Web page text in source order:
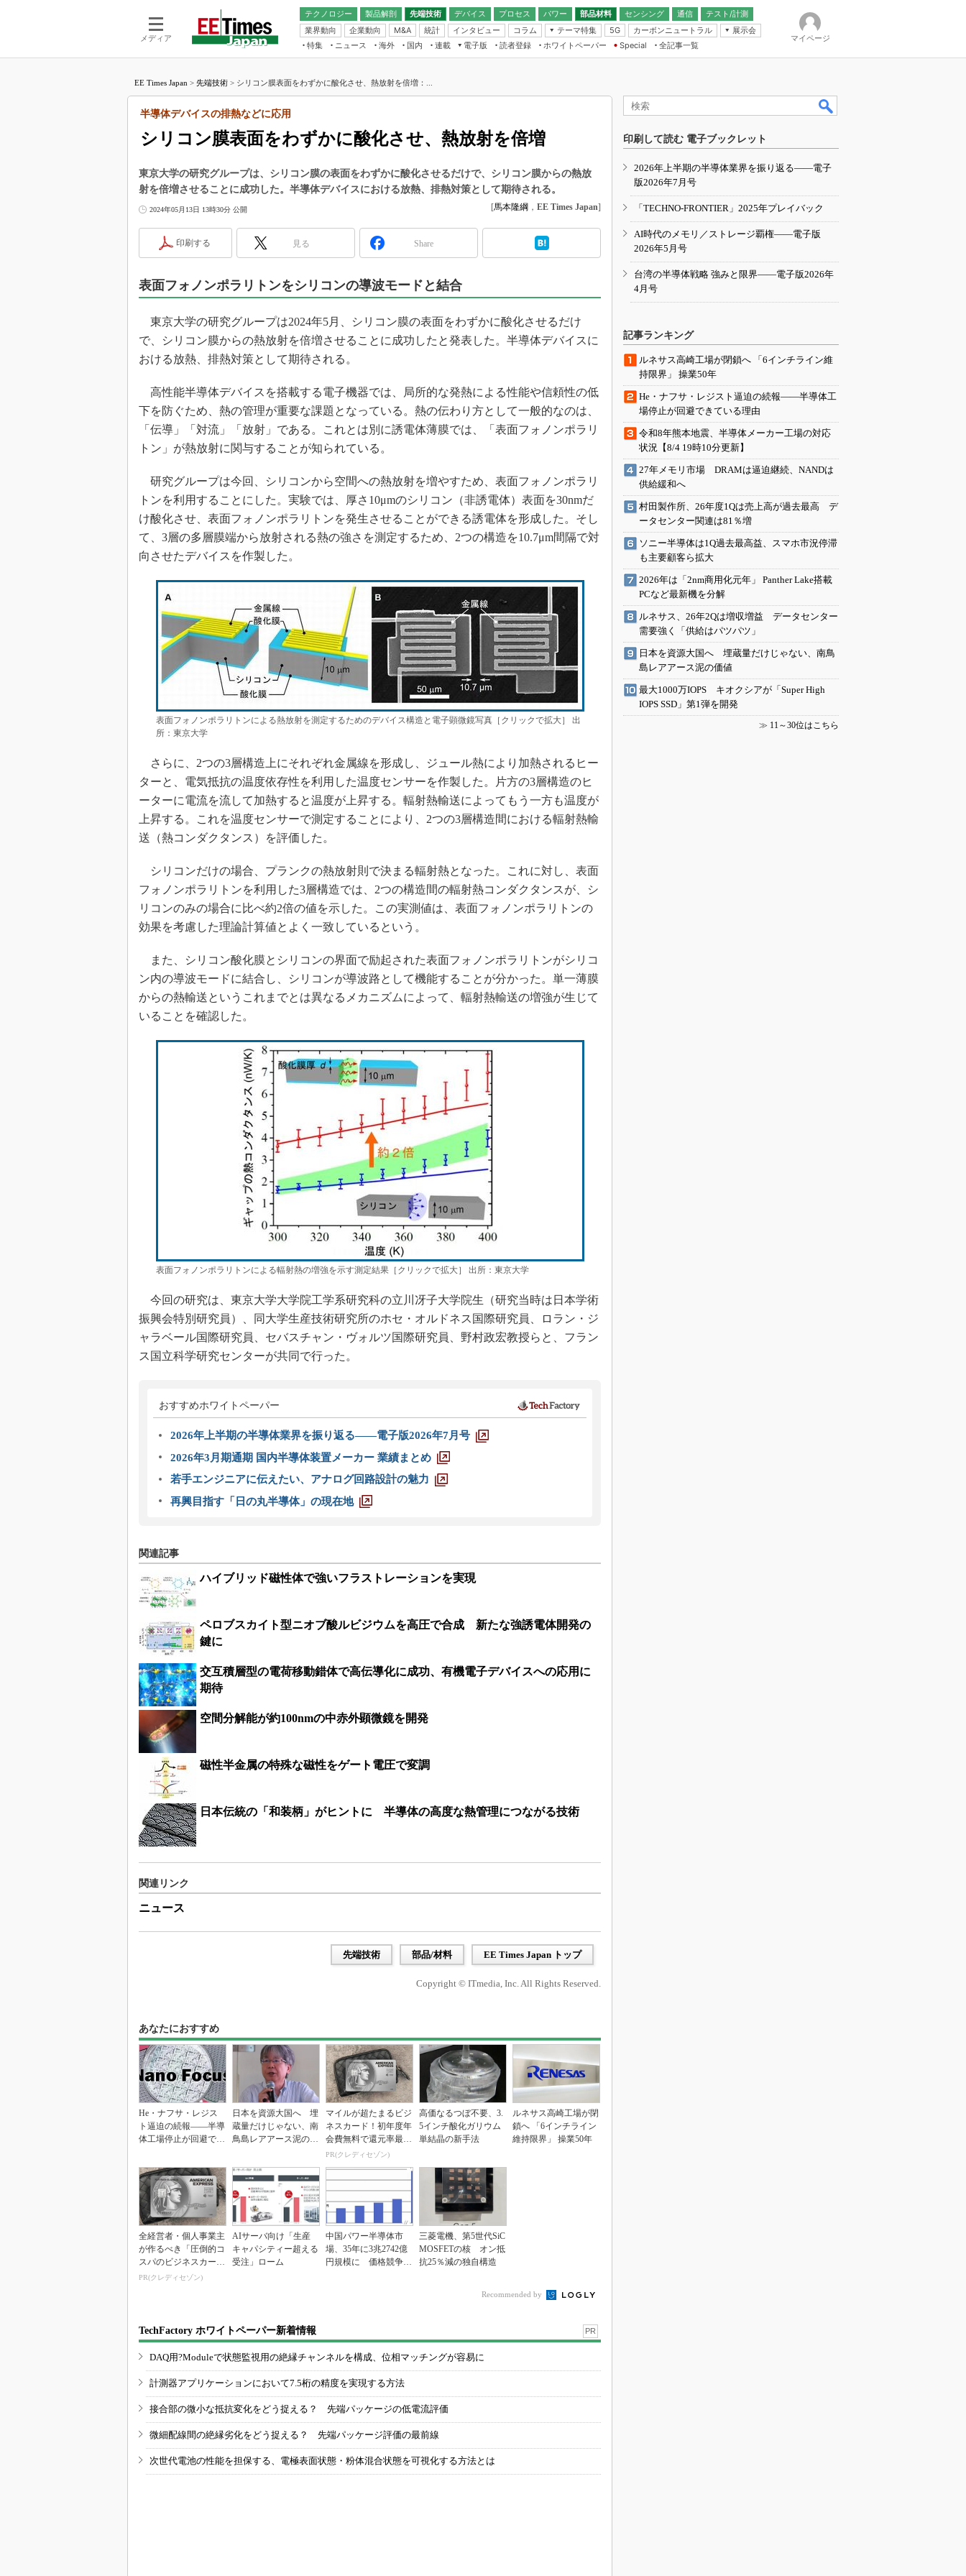
メディア
テクノロジー 製品解剖
先端技術
電池／エネルギー
デバイス
アナログ
マイコン
プロセス パワー 部品材料 センシング
通信
無線
テスト/計測
業界動向
企業動向 M&A 統計 インタビュー コラム
テーマ特集
フィジカルAI
読者調査（EE Times Research）
IoT
電源設計（EDN Japan）
エレクトロニクス入門（EDN
5G カーボンニュートラル
展示会
IoT・エッジコンピューティング
EXPO
TECHNO-FRONTIER
人とくるま展
特集 ニュース 海外 国内
連載
福田昭のデバイス通信
大山聡の業界スコープ
大原雄介のエレ・組み込みプレイバ
リタイア直前エンジニアの社会人大
学漂流記
踊るバズワード ～Behind the
Buzzword
で起こること
光伝送技術を知る
“異端児エンジニア”が仕掛けた社内
改革、執念の180日
JASA発IoT通信
IHSアナリスト「未来展望」
「英語に愛されないエンジニア」の
電子版
電子ブックレット
読者登録 ホワイトペーパー
Special
全記事一覧
マイページ
EE Times Japan > 先端技術 > シリコン膜表面をわずかに酸化させ、熱放射を倍増：...
シリコン膜表面をわずかに酸化させ、熱放射を倍増
半導体デバイスの排熱などに応用
東京大学の研究グループは、シリコン膜の表面をわずかに酸化させるだけで、シリコン膜からの熱放
射を倍増させることに成功した。半導体デバイスにおける放熱、排熱対策として期待される。
2024年05月13日 13時30分 公開 [馬本隆綱 ， EE Times Japan]
印刷する 見る Share
表面フォノンポラリトンをシリコンの導波モードと結合
東京大学の研究グループは2024年5月、シリコン膜の表面をわずかに酸化させるだけ
で、シリコン膜からの熱放射を倍増させることに成功したと発表した。半導体デバイスに
おける放熱、排熱対策として期待される。
高性能半導体デバイスを搭載する電子機器では、局所的な発熱による性能や信頼性の低
下を防ぐため、熱の管理が重要な課題となっている。熱の伝わり方として一般的なのは、
「伝導」「対流」「放射」である。これとは別に誘電体薄膜では、「表面フォノンポラリ
トン」が熱放射に関与することが知られている。
研究グループは今回、シリコンから空間への熱放射を増やすため、表面フォノンポラリ
トンを利用することにした。実験では、厚さ10μmのシリコン（非誘電体）表面を30nmだ
け酸化させ、表面フォノンポラリトンを発生させることができる誘電体を形成した。そし
て、3層の多層膜端から放射される熱の強さを測定するため、2つの構造を10.7μm間隔で対
向させたデバイスを作製した。
表面フォノンポラリトンによる熱放射を測定するためのデバイス構造と電子顕微鏡写真［クリックで拡大］ 出
所：東京大学
さらに、2つの3層構造上にそれぞれ金属線を形成し、ジュール熱により加熱されるヒー
ターと、電気抵抗の温度依存性を利用した温度センサーを作製した。片方の3層構造のヒ
ーターに電流を流して加熱すると温度が上昇する。輻射熱輸送によってもう一方も温度が
上昇する。これを温度センサーで測定することにより、2つの3層構造間における輻射熱輸
送（熱コンダクタンス）を評価した。
シリコンだけの場合、プランクの熱放射則で決まる輻射熱となった。これに対し、表面
フォノンポラリトンを利用した3層構造では、2つの構造間の輻射熱コンダクタンスが、シ
リコンのみの場合に比べ約2倍の値を示した。この実測値は、表面フォノンポラリトンの
効果を考慮した理論計算値とよく一致しているという。
また、シリコン酸化膜とシリコンの界面で励起された表面フォノンポラリトンがシリコ
ン内の導波モードに結合し、シリコンが導波路として機能することが分かった。単一薄膜
からの熱輸送というこれまでとは異なるメカニズムによって、輻射熱輸送の増強が生じて
いることを確認した。
表面フォノンポラリトンによる輻射熱の増強を示す測定結果［クリックで拡大］ 出所：東京大学
今回の研究は、東京大学大学院工学系研究科の立川冴子大学院生（研究当時は日本学術
振興会特別研究員）、同大学生産技術研究所のホセ・オルドネス国際研究員、ロラン・ジ
ャラベール国際研究員、セバスチャン・ヴォルツ国際研究員、野村政宏教授らと、フラン
ス国立科学研究センターが共同で行った。
おすすめホワイトペーパー
2026年上半期の半導体業界を振り返る――電子版2026年7月号
2026年3月期通期 国内半導体装置メーカー 業績まとめ
若手エンジニアに伝えたい、アナログ回路設計の魅力
再興目指す「日の丸半導体」の現在地
関連記事
ハイブリッド磁性体で強いフラストレーションを実現
ペロブスカイト型ニオブ酸ルビジウムを高圧で合成 新たな強誘電体開発の
鍵に
交互積層型の電荷移動錯体で高伝導化に成功、有機電子デバイスへの応用に
期待
空間分解能が約100nmの中赤外顕微鏡を開発
磁性半金属の特殊な磁性をゲート電圧で変調
日本伝統の「和装柄」がヒントに 半導体の高度な熱管理につながる技術
関連リンク
ニュース
先端技術 部品/材料 EE Times Japan トップ
Copyright © ITmedia, Inc. All Rights Reserved.
あなたにおすすめ
He・ナフサ・レジス
ト逼迫の続報――半導
体工場停止が回避でき
日本を資源大国へ 埋
蔵量だけじゃない、南
鳥島レアアース泥の価
マイルが超たまるビジ
ネスカード！初年度年
会費無料で還元率最大
1.125%
PR(クレディセゾン)
高価なるつぼ不要、3.
5インチ酸化ガリウム
単結晶の新手法
ルネサス高崎工場が閉
鎖へ 「6インチライン
維持限界」 操業50年
全経営者・個人事業主
が作るべき「圧倒的コ
スパのビジネスカー
ド」
PR(クレディセゾン)
AIサーバ向け「生産
キャパシティー超える
受注」ローム
中国パワー半導体市
場、35年に3兆2742億
円規模に 価格競争さ
三菱電機、第5世代SiC
MOSFETの核 オン抵
抗25％減の独自構造
Recommended by
TechFactory ホワイトペーパー新着情報 PR
DAQ用?Moduleで状態監視用の絶縁チャンネルを構成、位相マッチングが容易に
計測器アプリケーションにおいて7.5桁の精度を実現する方法
接合部の微小な抵抗変化をどう捉える？ 先端パッケージの低電流評価
微細配線間の絶縁劣化をどう捉える？ 先端パッケージ評価の最前線
次世代電池の性能を担保する、電極表面状態・粉体混合状態を可視化する方法とは
印刷して読む 電子ブックレット
2026年上半期の半導体業界を振り返る――電子
版2026年7月号
「TECHNO-FRONTIER」2025年プレイバック
AI時代のメモリ／ストレージ覇権――電子版
2026年5月号
台湾の半導体戦略 強みと限界――電子版2026年
4月号
記事ランキング
ルネサス高崎工場が閉鎖へ 「6インチライン維
持限界」 操業50年
He・ナフサ・レジスト逼迫の続報――半導体工
場停止が回避できている理由
令和8年熊本地震、半導体メーカー工場の対応
状況【8/4 19時10分更新】
27年メモリ市場 DRAMは逼迫継続、NANDは
供給緩和へ
村田製作所、26年度1Qは売上高が過去最高 デ
ータセンター関連は81％増
ソニー半導体は1Q過去最高益、スマホ市況停滞
も主要顧客ら拡大
2026年は「2nm商用化元年」 Panther Lake搭載
PCなど最新機を分解
ルネサス、26年2Qは増収増益 データセンター
需要強く「供給はパツパツ」
日本を資源大国へ 埋蔵量だけじゃない、南鳥
島レアアース泥の価値
最大1000万IOPS キオクシアが「Super High
IOPS SSD」第1弾を開発
≫ 11～30位はこちら